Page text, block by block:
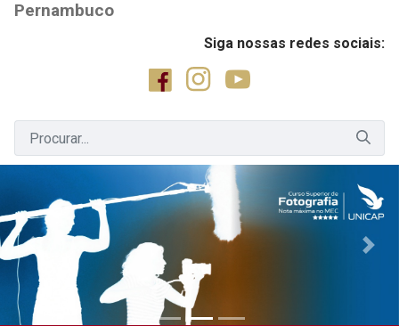
Pernambuco
Siga nossas redes sociais:
Previous Next